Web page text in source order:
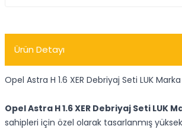
Ürün Detayı
Opel Astra H 1.6 XER Debriyaj Seti LUK Marka
Opel Astra H 1.6 XER Debriyaj Seti LUK
sahipleri için özel olarak tasarlanmış